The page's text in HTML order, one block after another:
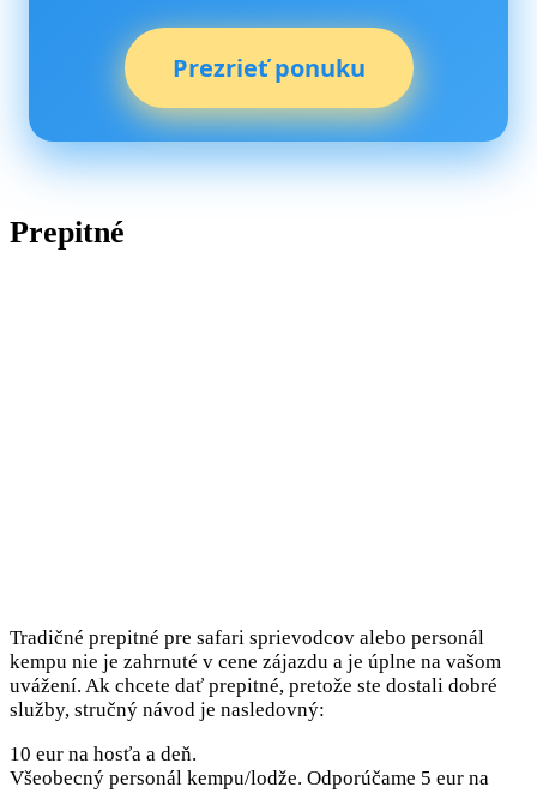
Prezrieť ponuku
Prepitné
Tradičné prepitné pre safari sprievodcov alebo personál
kempu nie je zahrnuté v cene zájazdu a je úplne na vašom
uvážení. Ak chcete dať prepitné, pretože ste dostali dobré
služby, stručný návod je nasledovný:
10 eur na hosťa a deň.
Všeobecný personál kempu/lodže. Odporúčame 5 eur na